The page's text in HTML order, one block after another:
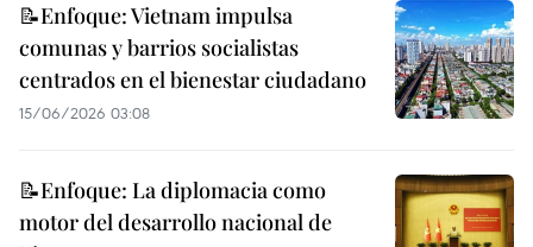
📝Enfoque: Vietnam impulsa
comunas y barrios socialistas
centrados en el bienestar ciudadano
15/06/2026 03:08
📝Enfoque: La diplomacia como
motor del desarrollo nacional de